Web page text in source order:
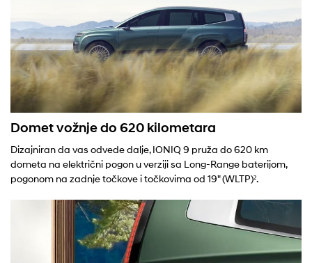
Domet vožnje do 620 kilometara
Dizajniran da vas odvede dalje, IONIQ 9 pruža do 620 km
dometa na električni pogon u verziji sa Long-Range baterijom,
pogonom na zadnje točkove i točkovima od 19" (WLTP)².